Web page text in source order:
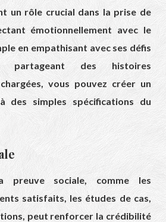
un rôle crucial dans la prise de
émotionnellement avec le
en empathisant avec ses défis
des histoires
vous pouvez créer un
des simples spécifications du
preuve sociale, comme les
satisfaits, les études de cas,
peut renforcer la crédibilité